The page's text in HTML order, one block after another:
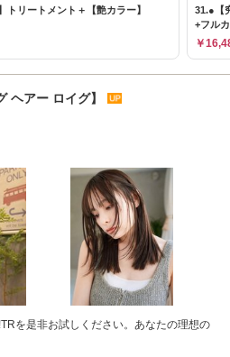
リートメント＋【艶カラー】
31.●【
+フル
￥
アー ロイグ】
を是非お試しください。あなたの理想の